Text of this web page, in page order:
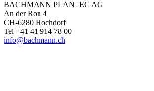
BACHMANN PLANTEC AG
An der Ron 4
CH-6280 Hochdorf
Tel +41 41 914 78 00
info@bachmann.ch